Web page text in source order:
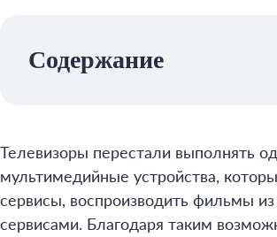
Содержание
Телевизоры перестали выполнять
мультимедийные устройства,
сервисы, воспроизводить фильмы
сервисами. Благодаря таким